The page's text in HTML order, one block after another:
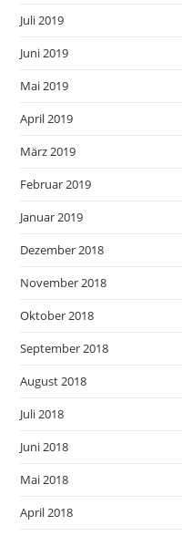
Juli 2019
Juni 2019
Mai 2019
April 2019
März 2019
Februar 2019
Januar 2019
Dezember 2018
November 2018
Oktober 2018
September 2018
August 2018
Juli 2018
Juni 2018
Mai 2018
April 2018